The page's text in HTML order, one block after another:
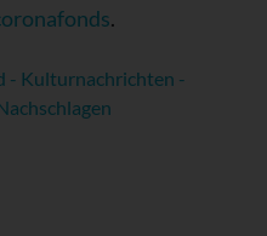
.
- Kulturnachrichten -